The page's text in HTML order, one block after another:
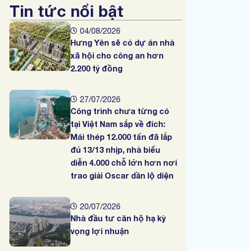
Tin tức nổi bật
04/08/2026
Hưng Yên sẽ có dự án nhà
xã hội cho công an hơn
2.200 tỷ đồng
27/07/2026
Công trình chưa từng có
tại Việt Nam sắp về đích:
Mái thép 12.000 tấn đã lắp
đủ 13/13 nhịp, nhà biểu
diễn 4.000 chỗ lớn hơn nơi
trao giải Oscar dần lộ diện
20/07/2026
Nhà đầu tư căn hộ hạ kỳ
vọng lợi nhuận